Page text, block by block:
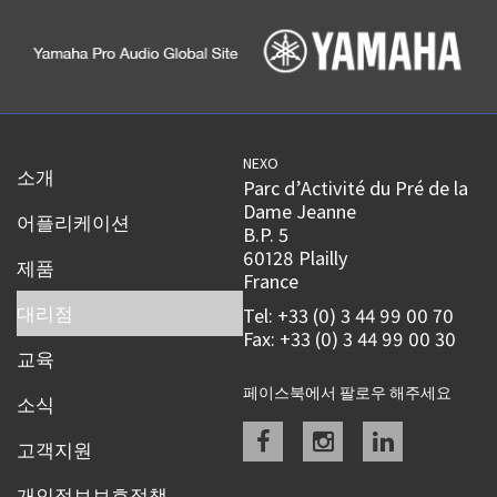
소개
어플리케이션
제품
대리점
교육
소식
고객지원
NEXO
Parc d’Activité du Pré de la
Dame Jeanne
B.P. 5
60128 Plailly
France
Tel: +33 (0) 3 44 99 00 70
Fax: +33 (0) 3 44 99 00 30
페이스북에서 팔로우 해주세요
Facebookinstagramlinkedin